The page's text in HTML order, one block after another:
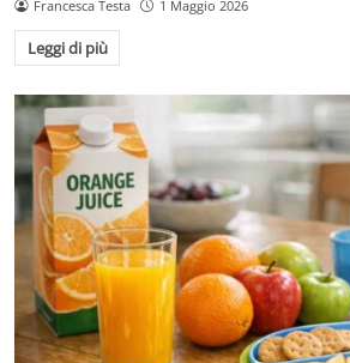
Francesca Testa 1 Maggio 2026
Leggi di più